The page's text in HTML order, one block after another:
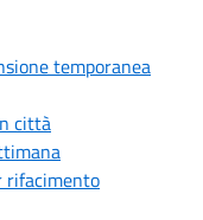
temporanea
città
rifacimento